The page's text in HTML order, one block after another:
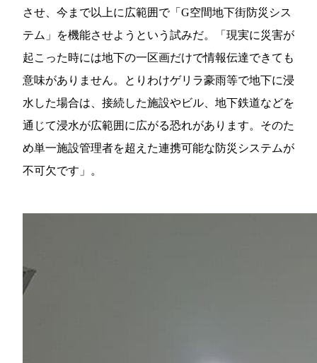
させ、今まで以上に広範囲で「G空間地下街防災シス
テム」を機能させようという試みだ。「現実に災害が
起こった時には地下の一区画だけで情報伝達できても
意味がありません。とりわけゲリラ豪雨等で地下に浸
水した場合は、接続した施設やビル、地下鉄道などを
通じて浸水が広範囲に広がる恐れがあります。そのた
め単一施設管理者を超えた連携可能な防災システムが
不可欠です」。